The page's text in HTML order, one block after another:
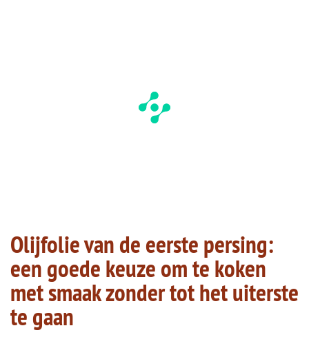
Olijfolie van de eerste persing:
een goede keuze om te koken
met smaak zonder tot het uiterste
te gaan